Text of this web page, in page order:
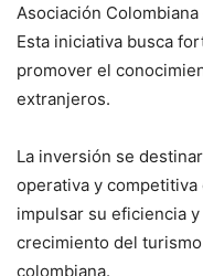
Asociación
Esta iniciativa busca
promover el
extranjeros.
La inversión se
operativa y
impulsar su eficiencia
crecimiento del
colombiana.